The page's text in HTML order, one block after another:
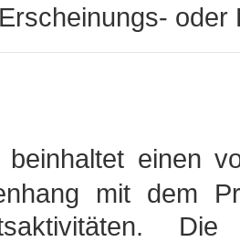
oder
beinhaltet einen
mit dem